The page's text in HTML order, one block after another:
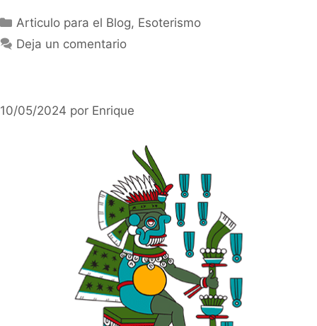
Categorías
Articulo para el Blog, Esoterismo
Deja un comentario
10/05/2024 por Enrique